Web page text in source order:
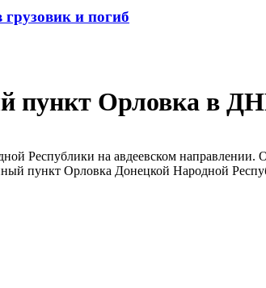
и погиб
пункт Орловка в
Республики на авдеевском
пункт Орловка Донецкой Народной